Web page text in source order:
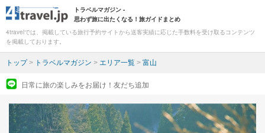
トラベルマガジン -
思わず旅に出たくなる！旅ガイドまとめ
4travelでは、掲載している旅行予約サイトから送客実績に応じた手数料を受け取るコンテンツ
を掲載しております。
トップ> トラベルマガジン > エリア一覧 > 富山
日常に旅の楽しみをお届け！友だち追加